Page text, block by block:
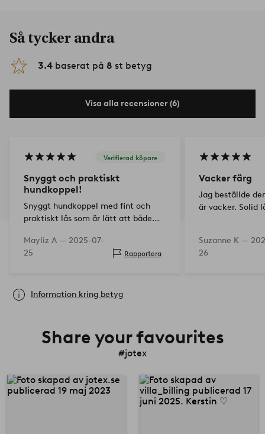
Så tycker andra
3.4 baserat på 8 st betyg
Visa alla recensioner (6)
Verifierad köpare
Snyggt och praktiskt
hundkoppel!
Snyggt hundkoppel med fint och
praktiskt lås som är lätt att både
Mayliz A — 2025-07-
25
Rapportera
Vacker färg
Jag beställde
är vacker. Solid
Suzanne K —
26
Information kring betyg
Share your favourites
#jotex